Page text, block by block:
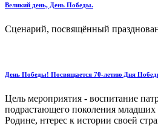
Великий день, День Победы.
Сценарий, посвящённый
День Победы! Посвящается 70-летию Дня
Цель мероприятия - воспитание
подрастающего поколения
Родине, нтерес к истории своей